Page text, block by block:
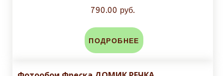
790.00 руб.
ПОДРОБНЕЕ